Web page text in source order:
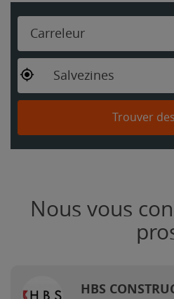
Carreleur
Salvezines
Trouver
Nous vous
HBS